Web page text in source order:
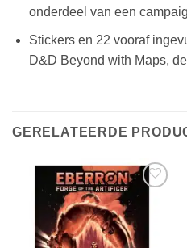
onderdeel van een
Stickers en 22 vooraf
D&D Beyond with Maps,
GERELATEERDE